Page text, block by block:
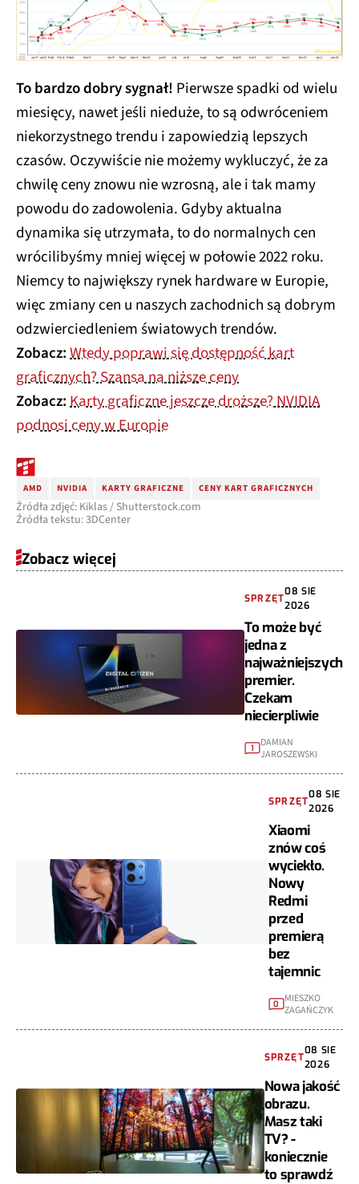
To bardzo dobry sygnał! Pierwsze spadki od wielu
miesięcy, nawet jeśli nieduże, to są odwróceniem
niekorzystnego trendu i zapowiedzią lepszych
czasów. Oczywiście nie możemy wykluczyć, że za
chwilę ceny znowu nie wzrosną, ale i tak mamy
powodu do zadowolenia. Gdyby aktualna
dynamika się utrzymała, to do normalnych cen
wrócilibyśmy mniej więcej w połowie 2022 roku.
Niemcy to największy rynek hardware w Europie,
więc zmiany cen u naszych zachodnich są dobrym
odzwierciedleniem światowych trendów.
Zobacz:Wtedy poprawi się dostępność kart
graficznych? Szansa na niższe ceny
Zobacz:Karty graficzne jeszcze droższe? NVIDIA
podnosi ceny w Europie
AMD NVIDIA KARTY GRAFICZNE CENY KART GRAFICZNYCH
Źródła zdjęć: Kiklas / Shutterstock.com
Źródła tekstu: 3DCenter
Zobacz więcej
SPRZĘT
08 SIE
2026
To może być
jedna z
najważniejszych
premier.
Czekam
niecierpliwie
1
DAMIAN
JAROSZEWSKI
SPRZĘT
08 SIE
2026
Xiaomi
znów coś
wyciekło.
Nowy
Redmi
przed
premierą
bez
tajemnic
0
MIESZKO
ZAGAŃCZYK
SPRZĘT
08 SIE
2026
Nowa jakość
obrazu.
Masz taki
TV? -
koniecznie
to sprawdź